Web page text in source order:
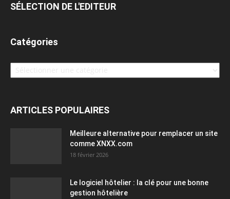
SÉLECTION DE L'EDITEUR
Catégories
Catégories
ARTICLES POPULAIRES
Meilleure alternative pour remplacer un site
comme XNXX.com
18 février 2026
Le logiciel hôtelier : la clé pour une bonne
gestion hôtelière